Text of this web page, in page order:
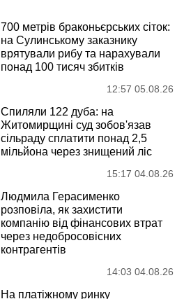
700 метрів браконьєрських сіток:
на Сулинському заказнику
врятували рибу та нарахували
понад 100 тисяч збитків
12:57 05.08.26
Спиляли 122 дуба: на
Житомирщині суд зобов'язав
сільраду сплатити понад 2,5
мільйона через знищений ліс
15:17 04.08.26
Людмила Герасименко
розповіла, як захистити
компанію від фінансових втрат
через недобросовісних
контрагентів
14:03 04.08.26
На платіжному ринку